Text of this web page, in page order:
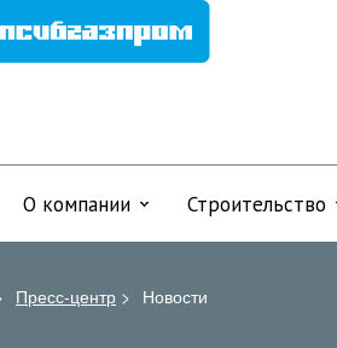
О компании Строительство
Пресс-центр > Новости